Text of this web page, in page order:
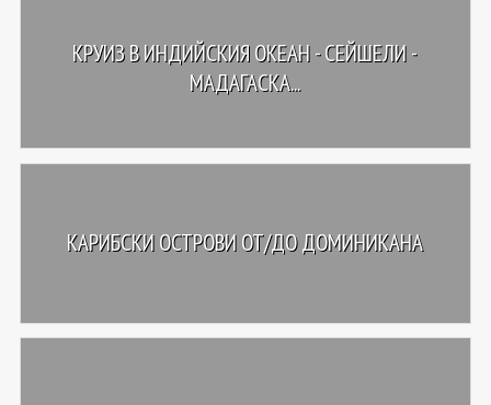
КРУИЗ В ИНДИЙСКИЯ ОКЕАН - СЕЙШЕЛИ -
МАДАГАСКА...
КАРИБСКИ ОСТРОВИ ОТ/ДО ДОМИНИКАНА